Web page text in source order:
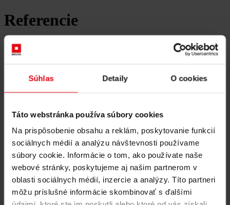
Súhlas Detaily O cookies
Táto webstránka používa súbory cookies
Na prispôsobenie obsahu a reklám, poskytovanie funkcií
sociálnych médií a analýzu návštevnosti používame
súbory cookie. Informácie o tom, ako používate naše
webové stránky, poskytujeme aj našim partnerom v
oblasti sociálnych médií, inzercie a analýzy. Títo partneri
môžu príslušné informácie skombinovať s ďalšími
Referencie
Technická asistencia na
projektu odborného
vzdelávania na Ukrajine
Všetky referencie
Detaily projektu
Klient
European Investment Bank(EIB), pričom konečným prijímateľom